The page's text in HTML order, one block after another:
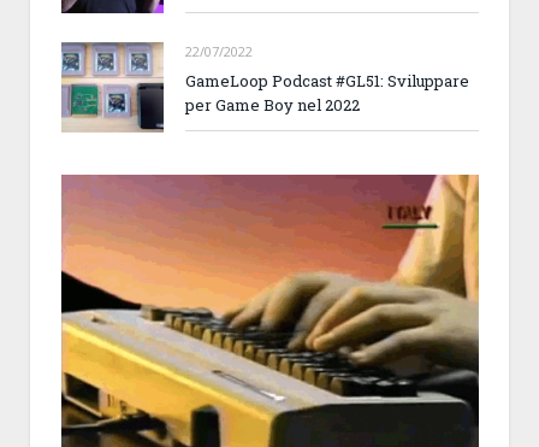
22/07/2022
GameLoop Podcast #GL51: Sviluppare
per Game Boy nel 2022